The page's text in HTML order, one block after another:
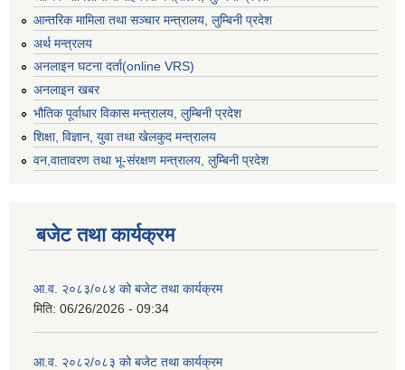
आन्तरिक मामिला तथा सञ्चार मन्त्रालय, लुम्बिनी प्रदेश
अर्थ मन्त्रलय
अनलाइन घटना दर्ता(online VRS)
अनलाइन खबर
भौतिक पूर्वाधार विकास मन्त्रालय, लुम्बिनी प्रदेश
शिक्षा, विज्ञान, युवा तथा खेलकुद मन्‍‍त्रालय
वन,वातावरण तथा भू-संरक्षण मन्त्रालय, लुम्बिनी प्रदेश
बजेट तथा कार्यक्रम
आ.व. २०८३/०८४ को बजेट तथा कार्यक्रम
मिति: 06/26/2026 - 09:34
आ.व. २०८२/०८३ को बजेट तथा कार्यक्रम